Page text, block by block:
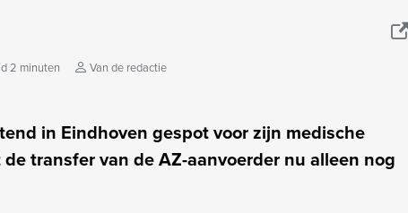
2 minuten Van de redactie
in Eindhoven gespot voor zijn medische
transfer van de AZ-aanvoerder nu alleen nog